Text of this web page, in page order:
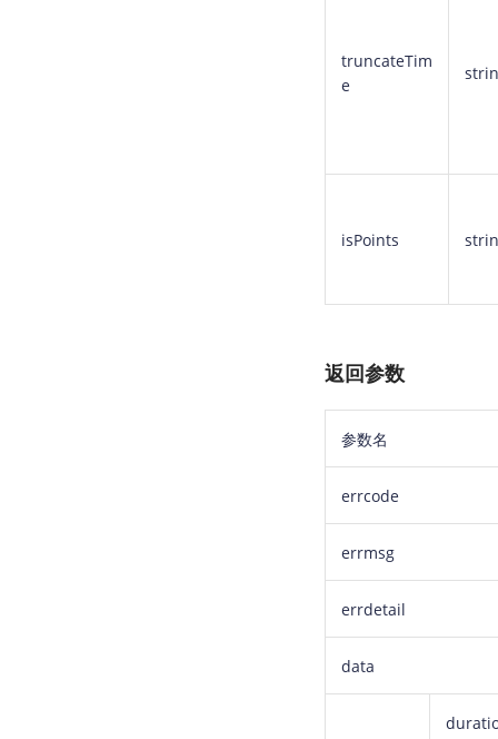
truncateTim
e
isPoints
返回参数
参数名
errcode
errmsg
errdetail
data